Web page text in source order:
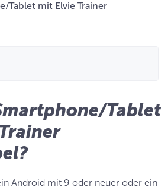
Tablet mit Elvie Trainer
Tablet
Android mit 9 oder neuer oder ein